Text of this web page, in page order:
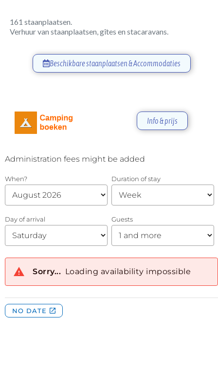
161 staanplaatsen.
Verhuur van staanplaatsen, gîtes en stacaravans.
Beschikbare staanplaatsen & Accommodaties
Info & prijs